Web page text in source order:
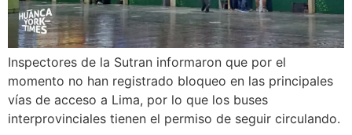
Inspectores de la Sutran informaron que por el
momento no han registrado bloqueo en las principales
vías de acceso a Lima, por lo que los buses
interprovinciales tienen el permiso de seguir circulando.